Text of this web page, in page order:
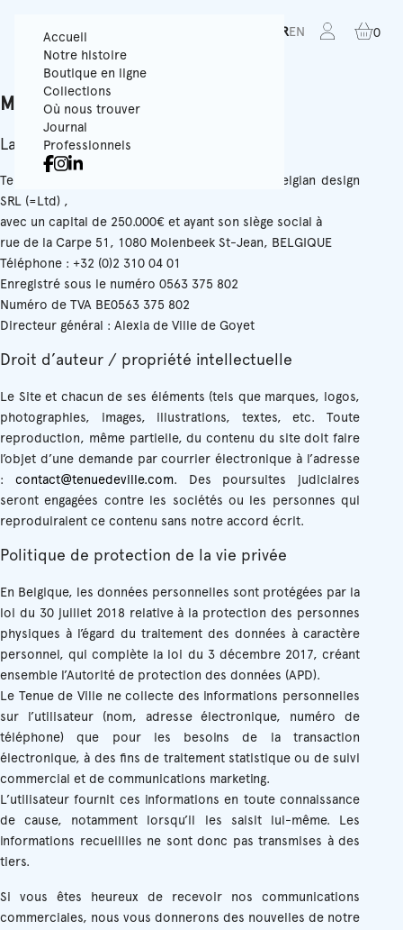
Accueil
Notre histoire
Boutique en ligne
Collections
Où nous trouver
Journal
Professionnels
FREN 0
Mentions légales
La société
Tenue de Ville est une marque déposée de Belgian design
SRL (=Ltd) ,
avec un capital de 250.000€ et ayant son siège social à
rue de la Carpe 51, 1080 Molenbeek St-Jean, BELGIQUE
Téléphone : +32 (0)2 310 04 01
Enregistré sous le numéro 0563 375 802
Numéro de TVA BE0563 375 802
Directeur général : Alexia de Ville de Goyet
Droit d’auteur / propriété intellectuelle
Le Site et chacun de ses éléments (tels que marques, logos,
photographies, images, illustrations, textes, etc. Toute
reproduction, même partielle, du contenu du site doit faire
l’objet d’une demande par courrier électronique à l’adresse
: contact@tenuedeville.com. Des poursuites judiciaires
seront engagées contre les sociétés ou les personnes qui
reproduiraient ce contenu sans notre accord écrit.
Politique de protection de la vie privée
En Belgique, les données personnelles sont protégées par la
loi du 30 juillet 2018 relative à la protection des personnes
physiques à l’égard du traitement des données à caractère
personnel, qui complète la loi du 3 décembre 2017, créant
ensemble l’Autorité de protection des données (APD).
Le Tenue de Ville ne collecte des informations personnelles
sur l’utilisateur (nom, adresse électronique, numéro de
téléphone) que pour les besoins de la transaction
électronique, à des fins de traitement statistique ou de suivi
commercial et de communications marketing.
L’utilisateur fournit ces informations en toute connaissance
de cause, notamment lorsqu’il les saisit lui-même. Les
informations recueillies ne sont donc pas transmises à des
tiers.
Si vous êtes heureux de recevoir nos communications
commerciales, nous vous donnerons des nouvelles de notre